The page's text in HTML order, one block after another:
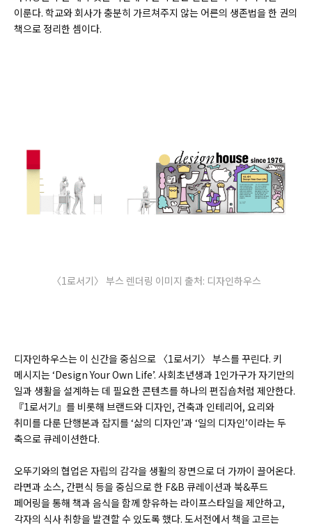
이룬다. 학교와 회사가 충분히 가르쳐주지 않는 어른의 생존법을 한 권의
책으로 정리한 셈이다.
〈1로서기〉 부스 렌더링 이미지 출처: 디자인하우스
디자인하우스는 이 신간을 중심으로 〈1로서기〉 부스를 꾸린다. 키
메시지는 ‘Design Your Own Life’. 사회초년생과 1인가구가 자기만의
일과 생활을 설계하는 데 필요한 콘텐츠를 하나의 편집숍처럼 제안한다.
『1로서기』를 비롯해 브랜드와 디자인, 건축과 인테리어, 요리와
취미를 다룬 단행본과 잡지를 ‘삶의 디자인’과 ‘일의 디자인’이라는 두
축으로 큐레이션한다.
오뚜기와의 협업은 자립의 감각을 생활의 장면으로 더 가까이 끌어온다.
라면과 소스, 간편식 등을 중심으로 한 F&B 큐레이션과 북&푸드
페어링을 통해 책과 음식을 함께 향유하는 라이프스타일을 제안하고,
각자의 식사 취향을 발견할 수 있도록 했다. 도서전에서 책을 고르는